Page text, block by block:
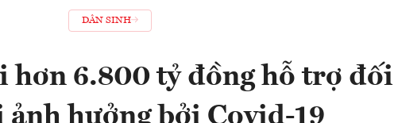
DÂN SINH
hơn 6.800 tỷ đồng hỗ trợ đối
ảnh hưởng bởi Covid-19